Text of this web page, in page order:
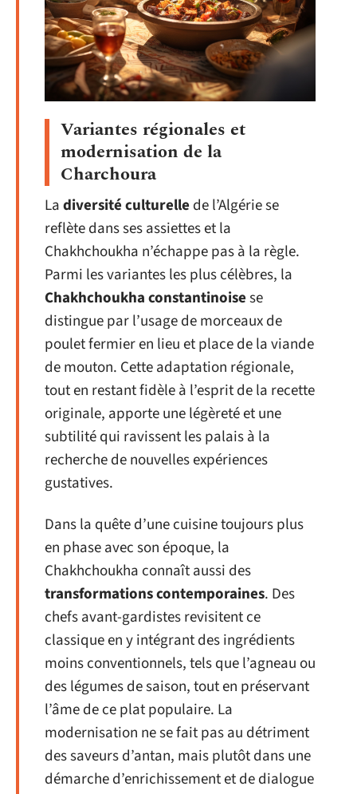
Variantes régionales et
modernisation de la
Charchoura
Ladiversité culturelle de l’Algérie se
reflète dans ses assiettes et la
Chakhchoukha n’échappe pas à la règle.
Parmi les variantes les plus célèbres, la
Chakhchoukha constantinoisese
distingue par l’usage de morceaux de
poulet fermier en lieu et place de la viande
de mouton. Cette adaptation régionale,
tout en restant fidèle à l’esprit de la recette
originale, apporte une légèreté et une
subtilité qui ravissent les palais à la
recherche de nouvelles expériences
gustatives.
Dans la quête d’une cuisine toujours plus
en phase avec son époque, la
Chakhchoukha connaît aussi des
transformations contemporaines. Des
chefs avant-gardistes revisitent ce
classique en y intégrant des ingrédients
moins conventionnels, tels que l’agneau ou
des légumes de saison, tout en préservant
l’âme de ce plat populaire. La
modernisation ne se fait pas au détriment
des saveurs d’antan, mais plutôt dans une
démarche d’enrichissement et de dialogue